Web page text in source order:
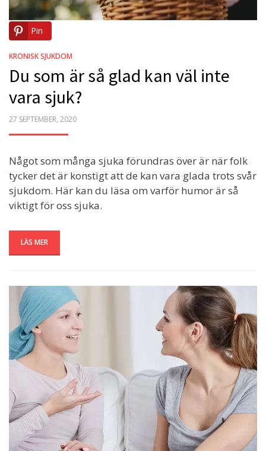
Pin
KRONISK SJUKDOM
Du som är så glad kan väl inte
vara sjuk?
POSTED
27 SEPTEMBER, 2020
Något som många sjuka förundras över är när folk
tycker det är konstigt att de kan vara glada trots svår
sjukdom. Här kan du läsa om varför humor är så
viktigt för oss sjuka.
LÄS MER